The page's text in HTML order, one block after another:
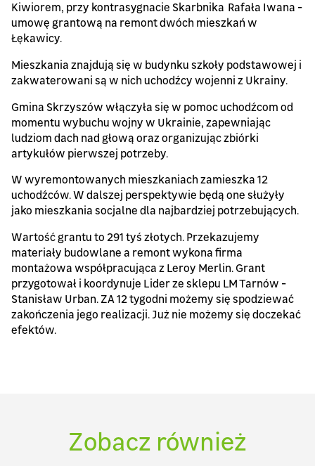
Kiwiorem, przy kontrasygnacie Skarbnika Rafała Iwana -
umowę grantową na remont dwóch mieszkań w
Łękawicy.
Mieszkania znajdują się w budynku szkoły podstawowej i
zakwaterowani są w nich uchodźcy wojenni z Ukrainy.
Gmina Skrzyszów włączyła się w pomoc uchodźcom od
momentu wybuchu wojny w Ukrainie, zapewniając
ludziom dach nad głową oraz organizując zbiórki
artykułów pierwszej potrzeby.
W wyremontowanych mieszkaniach zamieszka 12
uchodźców. W dalszej perspektywie będą one służyły
jako mieszkania socjalne dla najbardziej potrzebujących.
Wartość grantu to 291 tyś złotych. Przekazujemy
materiały budowlane a remont wykona firma
montażowa współpracująca z Leroy Merlin. Grant
przygotował i koordynuje Lider ze sklepu LM Tarnów -
Stanisław Urban. ZA 12 tygodni możemy się spodziewać
zakończenia jego realizacji. Już nie możemy się doczekać
efektów.
Zobacz również